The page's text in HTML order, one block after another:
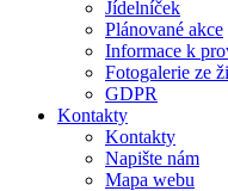
Jídelníček
Plánované akce
Informace k
Fotogalerie ze
GDPR
Kontakty
Kontakty
Napište nám
Mapa webu